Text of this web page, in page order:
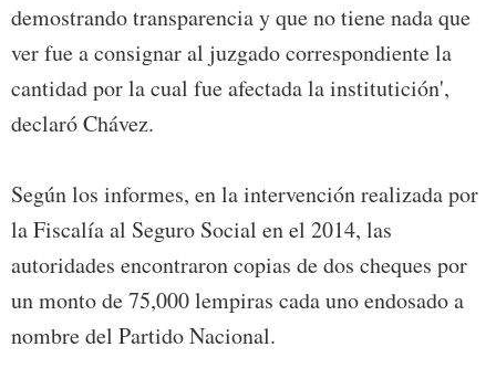
demostrando transparencia y que no tiene nada que
ver fue a consignar al juzgado correspondiente la
cantidad por la cual fue afectada la institutición',
declaró Chávez.
Según los informes, en la intervención realizada por
la Fiscalía al Seguro Social en el 2014, las
autoridades encontraron copias de dos cheques por
un monto de 75,000 lempiras cada uno endosado a
nombre del Partido Nacional.